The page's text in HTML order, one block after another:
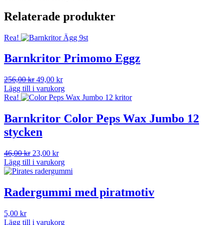
Relaterade produkter
Rea!
Barnkritor Primomo Eggz
256,00kr Det
ursprungliga
priset
256,00 kr.
49,00 krDet
nuvarande
priset
49,00 kr.
Lägg till i varukorg
Rea!
Barnkritor Color Peps Wax Jumbo 12
stycken
46,00kr Det
ursprungliga
priset
46,00 kr.
23,00 krDet
nuvarande
priset
23,00 kr.
Lägg till i varukorg
Radergummi med piratmotiv
5,00 kr
Lägg till i varukorg